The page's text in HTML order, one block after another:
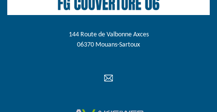
144 Route de Valbonne Axces
06370 Mouans-Sartoux